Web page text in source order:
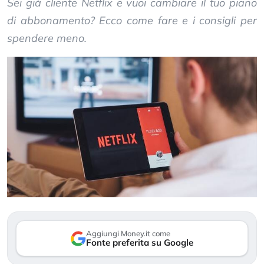
di abbonamento? Ecco come fare e i consigli per
spendere meno.
Aggiungi Money.it come
Fonte preferita su Google